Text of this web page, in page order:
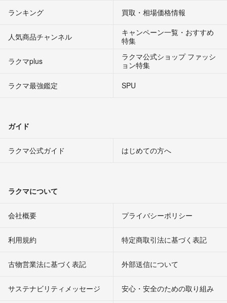
ランキング 買取・相場価格情報
人気商品チャンネル
キャンペーン一覧・おすすめ
特集
ラクマplus
ラクマ公式ショップ ファッシ
ョン特集
ラクマ最強鑑定
SPU
ガイド
ラクマ公式ガイド はじめての方へ
ラクマについて
会社概要 プライバシーポリシー
利用規約 特定商取引法に基づく表記
古物営業法に基づく表記 外部送信について
サステナビリティメッセージ 安心・安全のための取り組み